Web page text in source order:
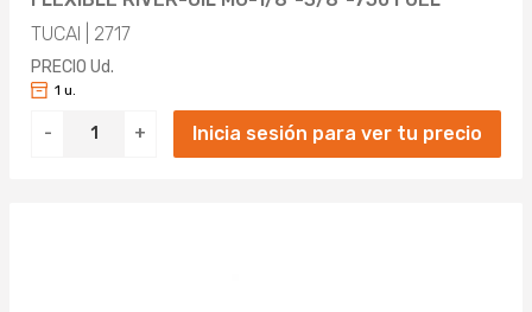
TUCAI | 2717
PRECIO Ud.
- +
1 u.
Inicia sesión para ver tu precio